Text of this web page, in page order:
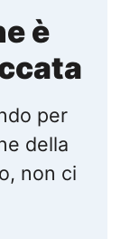
è
per
della
non ci